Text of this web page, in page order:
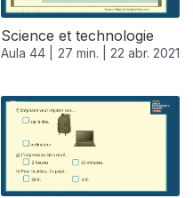
Science et technologie
Aula 44 | 27 min. | 22 abr. 2021